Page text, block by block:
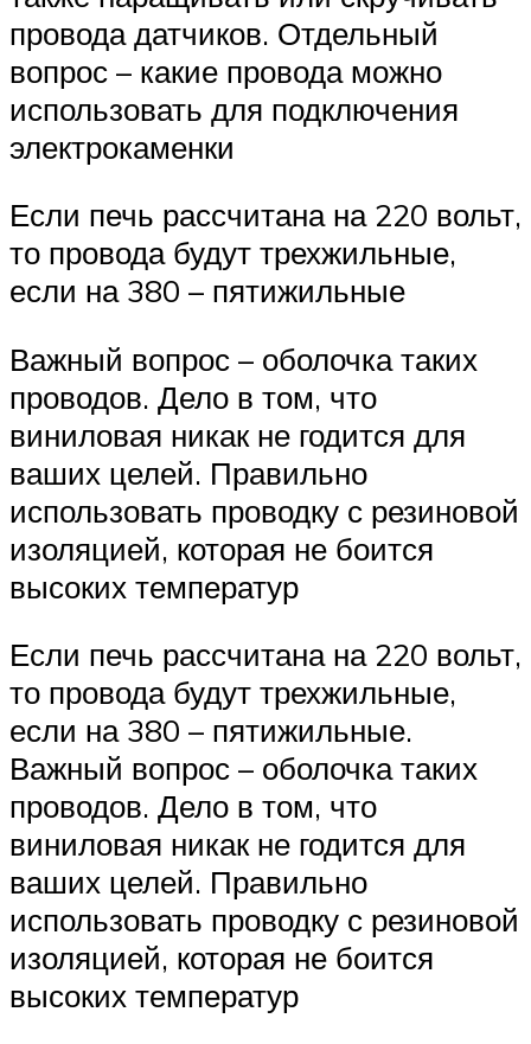
провода датчиков. Отдельный
вопрос – какие провода можно
использовать для подключения
электрокаменки
Если печь рассчитана на 220 вольт,
то провода будут трехжильные,
если на 380 – пятижильные
Важный вопрос – оболочка таких
проводов. Дело в том, что
виниловая никак не годится для
ваших целей. Правильно
использовать проводку с резиновой
изоляцией, которая не боится
высоких температур
Если печь рассчитана на 220 вольт,
то провода будут трехжильные,
если на 380 – пятижильные.
Важный вопрос – оболочка таких
проводов. Дело в том, что
виниловая никак не годится для
ваших целей. Правильно
использовать проводку с резиновой
изоляцией, которая не боится
высоких температур